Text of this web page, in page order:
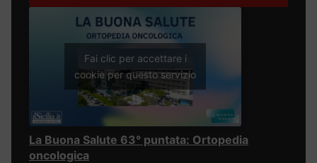
Fai clic per accettare i
cookie per questo servizio
La Buona Salute 63° puntata: Ortopedia
oncologica